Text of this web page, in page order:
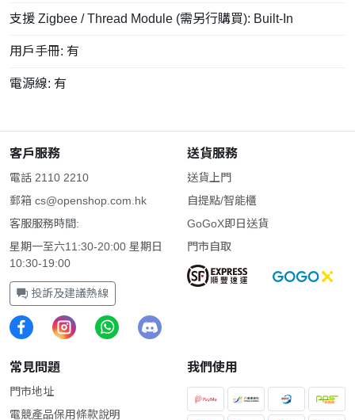
支援 Zigbee / Thread Module (需另行購買): Built-In
用戶手冊: 有
電源線: 有
客戶服務
電話 2110 2210
郵箱 cs@openshop.com.hk
客服服務時間:
星期一至六11:30-20:00 星期日
10:30-19:00
投訴及建議熱線
送貨服務
送貨上門
自提點/智能櫃
GoGoX即日送貨
門市自取
常見問題
門市地址
電競產品保用條款說明
我們使用